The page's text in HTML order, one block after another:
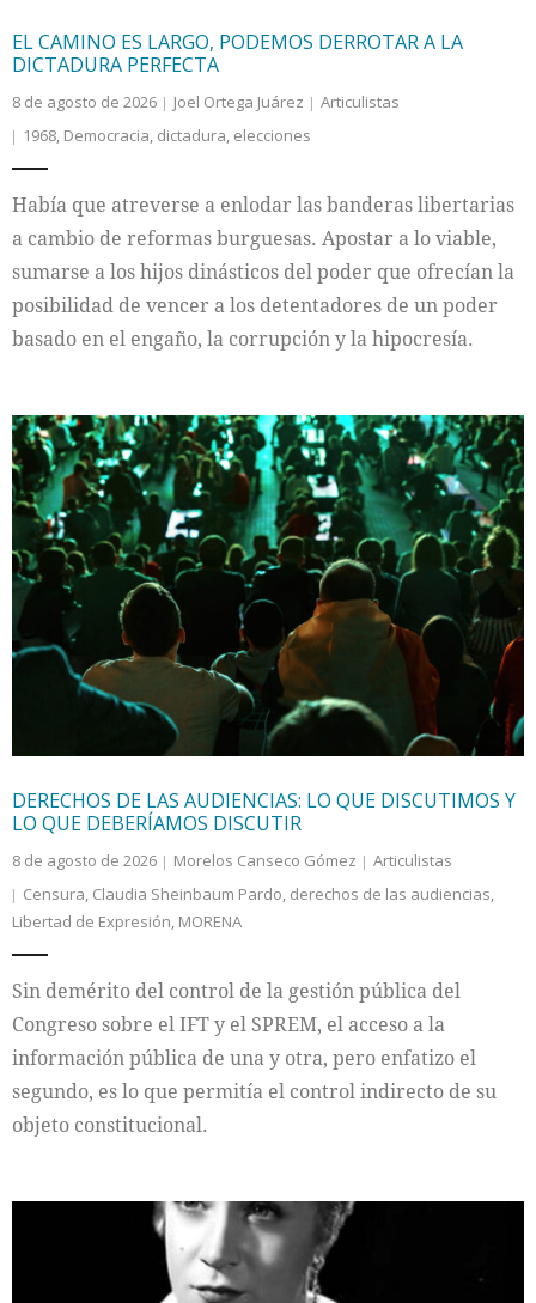
EL CAMINO ES LARGO, PODEMOS DERROTAR A LA
DICTADURA PERFECTA
8 de agosto de 2026 Joel Ortega Juárez
Articulistas
1968, Democracia, dictadura, elecciones
Había que atreverse a enlodar las banderas libertarias
a cambio de reformas burguesas. Apostar a lo viable,
sumarse a los hijos dinásticos del poder que ofrecían la
posibilidad de vencer a los detentadores de un poder
basado en el engaño, la corrupción y la hipocresía.
DERECHOS DE LAS AUDIENCIAS: LO QUE DISCUTIMOS Y
LO QUE DEBERÍAMOS DISCUTIR
8 de agosto de 2026 Morelos Canseco Gómez
Articulistas
Censura, Claudia Sheinbaum Pardo, derechos de las audiencias,
Libertad de Expresión, MORENA
Sin demérito del control de la gestión pública del
Congreso sobre el IFT y el SPREM, el acceso a la
información pública de una y otra, pero enfatizo el
segundo, es lo que permitía el control indirecto de su
objeto constitucional.